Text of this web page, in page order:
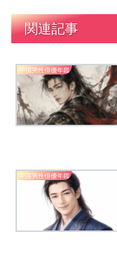
関連記事
中国男性俳優年鑑
中国男性俳優年鑑